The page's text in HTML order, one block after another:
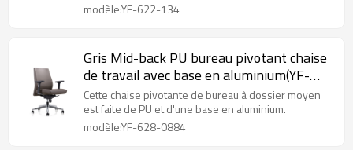
modèle:YF-622-134
Gris Mid-back PU bureau pivotant chaise
de travail avec base en aluminium(YF-
628-0884)
Cette chaise pivotante de bureau à dossier moyen
est faite de PU et d'une base en aluminium.
modèle:YF-628-0884